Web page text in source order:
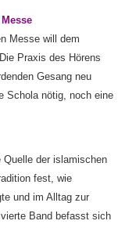
Messe will dem
Praxis des Hörens
Gesang neu
Schola nötig, noch eine
Quelle der islamischen
fest, wie
und im Alltag zur
Band befasst sich